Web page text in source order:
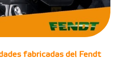
fabricadas del Fendt